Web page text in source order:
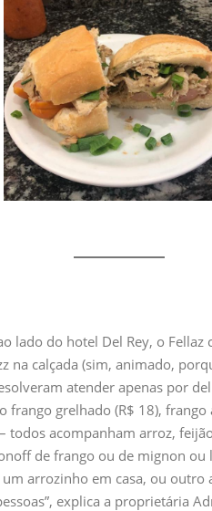
lado do hotel Del Rey, o
na calçada (sim, animado,
atender apenas por
grelhado (R$ 18),
todos acompanham arroz,
de frango ou de mignon ou
arrozinho em casa, ou
explica a proprietária